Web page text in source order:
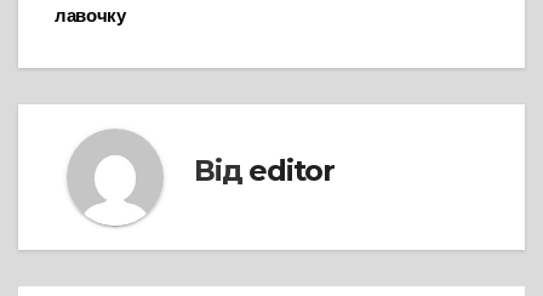
лавочку
Від editor